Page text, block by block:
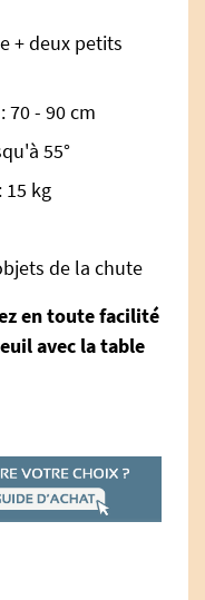
+ deux petits
70 - 90 cm
55°
15 kg
de la chute
en toute facilité
avec la table